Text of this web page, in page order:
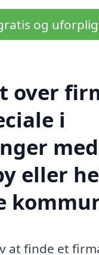
og
over
i
eller
at finde et